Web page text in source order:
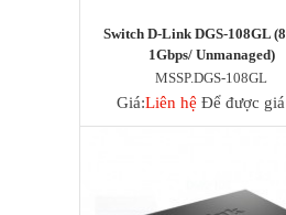
Switch D-Link DGS-108GL
1Gbps/ Unmanaged)
MSSP.DGS-108GL
Giá:Liên hệ Để được